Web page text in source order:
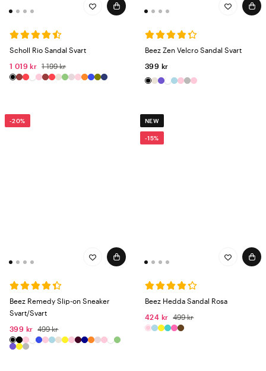
Scholl Rio Sandal Svart
1 019 kr 1 199 kr
Beez Zen Velcro Sandal Svart
399 kr
-20%
Beez Remedy Slip-on Sneaker
Svart/Svart
399 kr
499 kr
NEW
-15%
Beez Hedda Sandal Rosa
424 kr
499 kr